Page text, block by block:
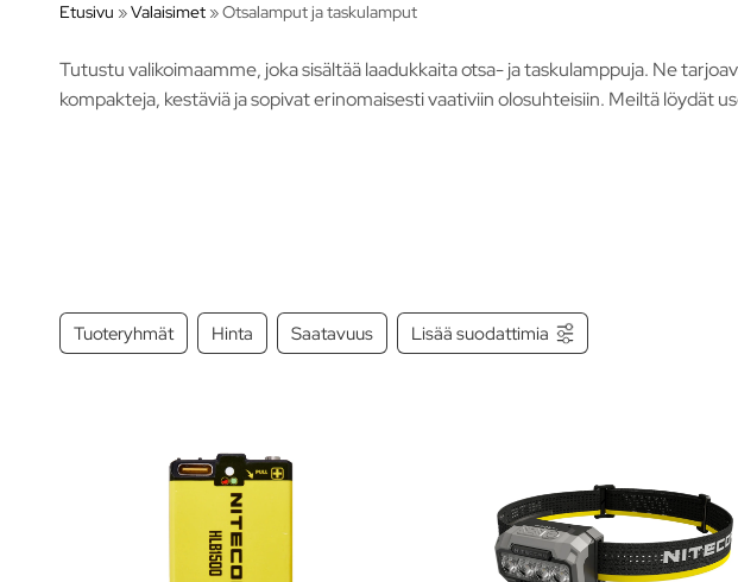
Etusivu »Valaisimet »Otsalamput ja taskulamput
Tutustu valikoimaamme, joka sisältää laadukkaita otsa- ja taskulamppuja. Ne
kompakteja, kestäviä ja sopivat erinomaisesti vaativiin olosuhteisiin. Meiltä löydät
Tuoteryhmät Hinta Saatavuus Lisää suodattimia